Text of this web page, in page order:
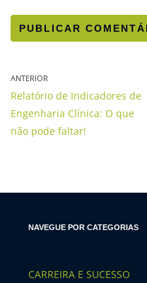
ANTERIOR
Relatório de Indicadores de
Engenharia Clínica: O que
não pode faltar!
NAVEGUE POR CATEGORIAS
CARREIRA E SUCESSO